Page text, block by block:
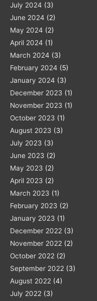
July 2024 (3)
June 2024 (2)
May 2024 (2)
April 2024 (1)
March 2024 (3)
February 2024 (5)
January 2024 (3)
December 2023 (1)
November 2023 (1)
October 2023 (1)
August 2023 (3)
July 2023 (3)
June 2023 (2)
May 2023 (2)
April 2023 (2)
March 2023 (1)
February 2023 (2)
January 2023 (1)
December 2022 (3)
November 2022 (2)
October 2022 (2)
September 2022 (3)
August 2022 (4)
July 2022 (3)